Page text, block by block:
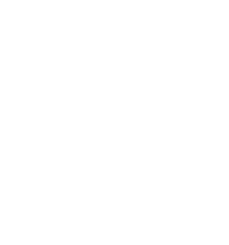
Normāli
Normāli
Korpusa